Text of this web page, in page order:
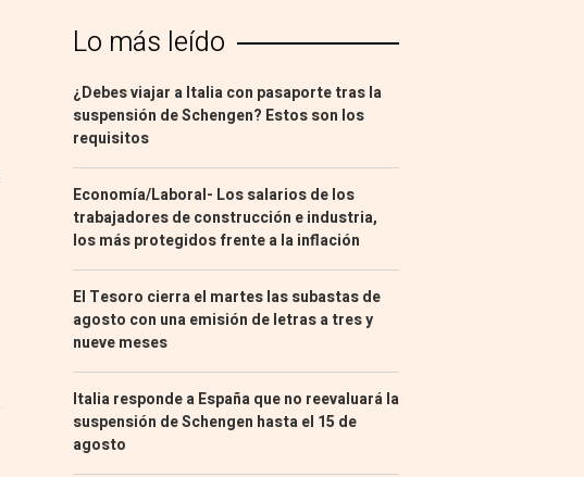
Lo más leído
¿Debes viajar a Italia con pasaporte tras la
suspensión de Schengen? Estos son los
requisitos
Economía/Laboral- Los salarios de los
trabajadores de construcción e industria,
los más protegidos frente a la inflación
El Tesoro cierra el martes las subastas de
agosto con una emisión de letras a tres y
nueve meses
Italia responde a España que no reevaluará la
suspensión de Schengen hasta el 15 de
agosto